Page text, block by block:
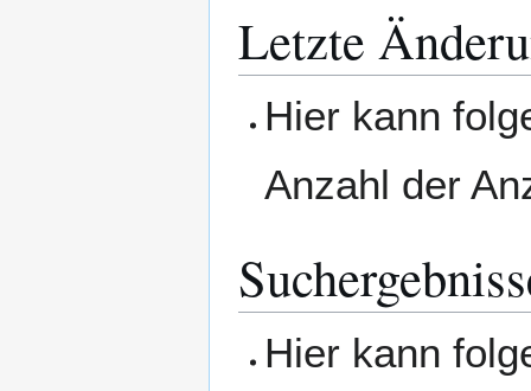
Letzte
Hier kann
Anzahl der
Hier kann